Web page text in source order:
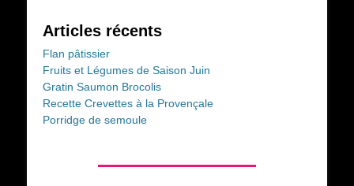
Articles récents
Flan pâtissier
Fruits et Légumes de Saison Juin
Gratin Saumon Brocolis
Recette Crevettes à la Provençale
Porridge de semoule